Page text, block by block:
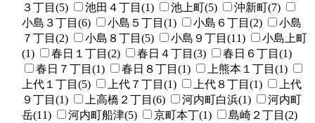
３丁目(5)
池田４丁目(1) 池上町(5)
沖新町(7)
小島３丁目(6)
小島５丁目(1) 小島６丁目(2)
小島
７丁目(2)
小島８丁目(5) 小島９丁目(11)
小島上町
(1)
春日１丁目(2) 春日４丁目(3)
春日６丁目(1)
春日７丁目(1)
春日８丁目(1)
上熊本１丁目(1)
上代１丁目(5)
上代７丁目(1) 上代８丁目(1)
上代
９丁目(1)
上高橋２丁目(6) 河内町白浜(1)
河内町
岳(11)
河内町船津(5) 京町本丁(1)
島崎２丁目(2)